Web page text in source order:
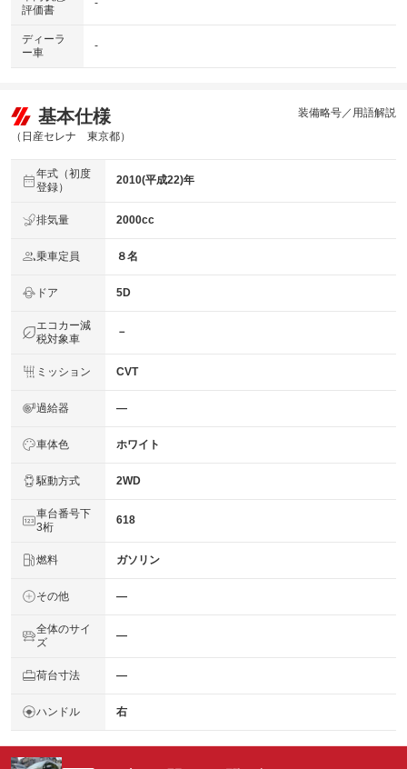
評価書
-
ディーラ
ー車
-
基本仕様
（日産セレナ 東京都）
装備略号／用語解説
年式（初度
登録）
2010(平成22)年
排気量 2000cc
乗車定員 ８名
ドア 5D
エコカー減
税対象車
－
ミッション CVT
過給器 ―
車体色 ホワイト
駆動方式 2WD
車台番号下
3桁
618
燃料 ガソリン
その他 ―
全体のサイ
ズ
―
荷台寸法 ―
ハンドル 右